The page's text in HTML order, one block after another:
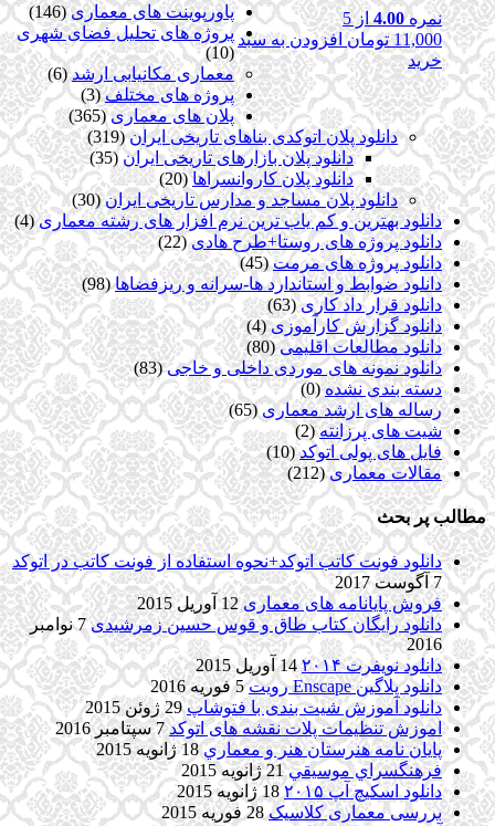
نمره4.00از 5
11,000 تومان افزودن به سبد
خرید
پاورپوینت های معماری (146)
پروژه های تحلیل فضای شهری
(10)
معماری مکانیابی ارشد (6)
پروژه های مختلف (3)
پلان های معماری (365)
دانلود پلان اتوکدی بناهای تاریخی ایران (319)
دانلود پلان بازارهای تاریخی ایران (35)
دانلود پلان کاروانسراها (20)
دانلود پلان مساجد و مدارس تاریخی ایران (30)
دانلود بهترین و کم یاب ترین نرم افزار های رشته معماری (4)
دانلود پروژه های روستا+طرح هادی (22)
دانلود پروژه های مرمت (45)
دانلود ضوابط و استاندارد ها-سرانه و ریزفضاها (98)
دانلود قرار داد کاری (63)
دانلود گزارش کارآموزی (4)
دانلود مطالعات اقلیمی (80)
دانلود نمونه های موردی داخلی و خاجی (83)
دسته بندی نشده (0)
رساله های ارشد معماری (65)
شیت های پرزانته (2)
فایل های پولی اتوکد (10)
مقالات معماری (212)
مطالب پر بحث
دانلود فونت کاتب اتوکد+نحوه استفاده از فونت کاتب در اتوکد
7 آگوست 2017
فروش پایانامه های معماری 12 آوریل 2015
دانلود رایگان کتاب طاق و قوس حسین زمرشیدی
7 نوامبر
2016
دانلود نویفرت ۲۰۱۴
14 آوریل 2015
دانلود پلاگین Enscape رویت
5 فوریه 2016
دانلود آموزش شیت بندی با فتوشاپ 29 ژوئن 2015
اموزش تنظیمات پلات نقشه های اتوکد 7 سپتامبر 2016
پایان نامه هنرستان هنر و معماري 18 ژانویه 2015
فرهنگسراي موسيقي 21 ژانویه 2015
دانلود اسکیچ آپ ۲۰۱۵
18 ژانویه 2015
بررسی معماری کلاسیک 28 فوریه 2015